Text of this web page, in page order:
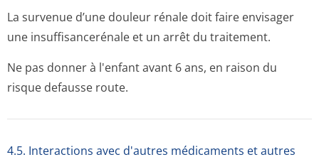
La survenue d’une douleur rénale doit faire envisager
une insuffisancerénale et un arrêt du traitement.
Ne pas donner à l'enfant avant 6 ans, en raison du
risque defausse route.
4.5. Interactions avec d'autres médicaments et autres